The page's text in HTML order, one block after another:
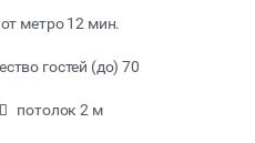
от метро 12 мин.
гостей (до) 70
потолок 2 м